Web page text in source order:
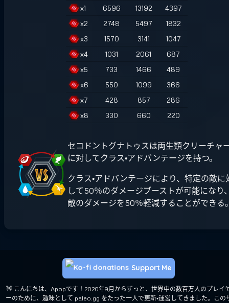
x1 6596 13192
4397
x2 2748 5497
1832
x3 1570 3141
1047
x4 1031 2061
687
x5 733 1466
489
x6 550 1099
366
x7 428 857
286
x8 330 660 220
セコドントグナトゥスは両生類クリーチャ
に対してクラス・アドバンテージを持つ。
クラス・アドバンテージにより、特定の敵に
して50％のダメージブーストが可能になり
敵のダメージを50％軽減することができる
👋 こんにちは、Apopです！2020年9月からずっと、世界中の数百万人のプレイ
ーのために、趣味として paleo.gg をたった一人で更新・運営してきました。この
Support Me